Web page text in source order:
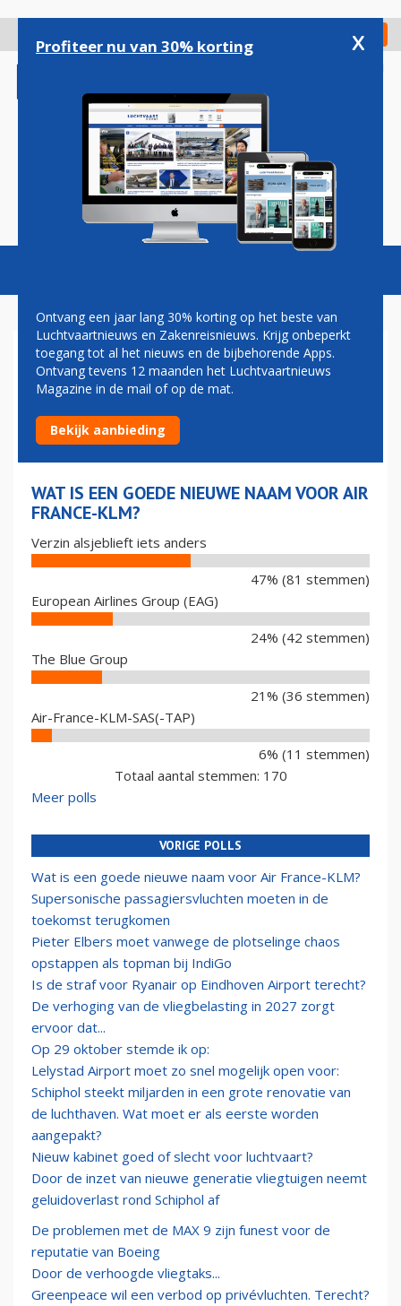
gaan
Check in
Magazine Podcasts Vacatures
WAT IS EEN GOEDE NIEUWE
NAAM VOOR AIR FRANCE-
KLM?
WAT IS EEN GOEDE NIEUWE NAAM VOOR AIR
FRANCE-KLM?
Verzin alsjeblieft iets anders
47% (81 stemmen)
European Airlines Group (EAG)
24% (42 stemmen)
The Blue Group
21% (36 stemmen)
Air-France-KLM-SAS(-TAP)
6% (11 stemmen)
Totaal aantal stemmen: 170
Meer polls
VORIGE POLLS
Wat is een goede nieuwe naam voor Air France-KLM?
Supersonische passagiersvluchten moeten in de
toekomst terugkomen
Pieter Elbers moet vanwege de plotselinge chaos
opstappen als topman bij IndiGo
Is de straf voor Ryanair op Eindhoven Airport terecht?
De verhoging van de vliegbelasting in 2027 zorgt
ervoor dat...
Op 29 oktober stemde ik op:
Lelystad Airport moet zo snel mogelijk open voor:
Schiphol steekt miljarden in een grote renovatie van
de luchthaven. Wat moet er als eerste worden
aangepakt?
Nieuw kabinet goed of slecht voor luchtvaart?
Door de inzet van nieuwe generatie vliegtuigen neemt
geluidoverlast rond Schiphol af
De problemen met de MAX 9 zijn funest voor de
reputatie van Boeing
Door de verhoogde vliegtaks...
Greenpeace wil een verbod op privévluchten. Terecht?
Profiteer nu van 30% korting x
Ontvang een jaar lang 30% korting op het beste van
Luchtvaartnieuws en Zakenreisnieuws. Krijg onbeperkt
toegang tot al het nieuws en de bijbehorende Apps.
Ontvang tevens 12 maanden het Luchtvaartnieuws
Magazine in de mail of op de mat.
Bekijk aanbieding